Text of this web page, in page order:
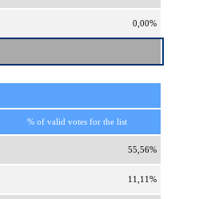
0,00%
% of valid votes for the list
55,56%
11,11%